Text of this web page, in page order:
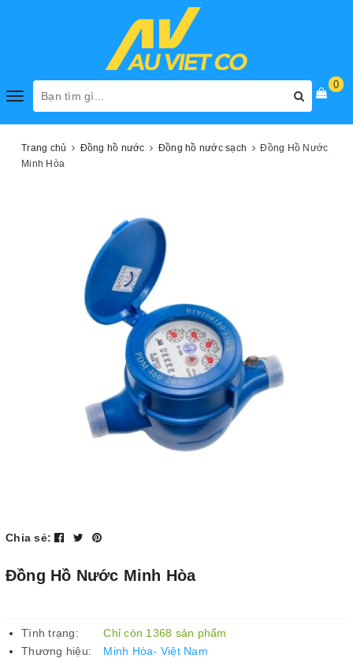
Toggle
0
Trang chủ Đồng hồ nước Đồng hồ nước sạch
Đồng Hồ Nước
Minh Hòa
Chia sẻ:
Đồng Hồ Nước Minh Hòa
Tình trạng:
Chỉ còn 1368 sản phẩm
Thương hiệu:
Minh Hòa- Việt Nam